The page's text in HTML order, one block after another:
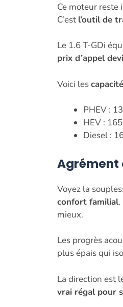
Ce moteur
C’est l’outil de
Le 1.6 T-GDi
prix d’appel
Voici les
PHEV :
HEV :
Diesel :
Agrément
Voyez la
confort familial.
mieux.
Les progrès
plus épais qui
La direction est
vrai régal pour